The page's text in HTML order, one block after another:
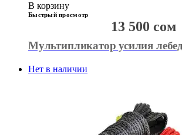
В корзину
Быстрый просмотр
Мультипликатор усилия
13 500 сом
Нет в наличии